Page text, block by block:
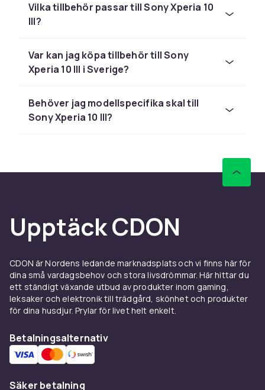
skärmar med 4K-upplösning, kraftfulla
Snapdragon-processorer och kameror
används ofta av kreativa proffs och
mobilfilmare.
Xperia 10 III
mjukt grepp, härdat plast för smal profil, eller
ett läderfodralskal för en mer premium känsla.
en kompatibel snabbladdare. Välj en laddare
med rätt wattage för att dra full nytta av
mobilladdare med snabbladdninghos CDON.
Mer tillbehör för Sony-
telefoner
tillbehörsortimentet
till alla Sony-modeller.
Vilka tillbehör passar till Sony Xperia 10
III?
Var kan jag köpa tillbehör till Sony
Xperia 10 III i Sverige?
Behöver jag modellspecifika skal till
Sony Xperia 10 III?
Upptäck CDON
CDON är Nordens ledande marknadsplats och vi finns här för
dina små vardagsbehov och stora livsdrömmar. Här hittar du
ett ständigt växande utbud av produkter inom gaming,
leksaker och elektronik till trädgård, skönhet och produkter
för dina husdjur. Prylar för livet helt enkelt.
Betalningsalternativ
Säker betalning